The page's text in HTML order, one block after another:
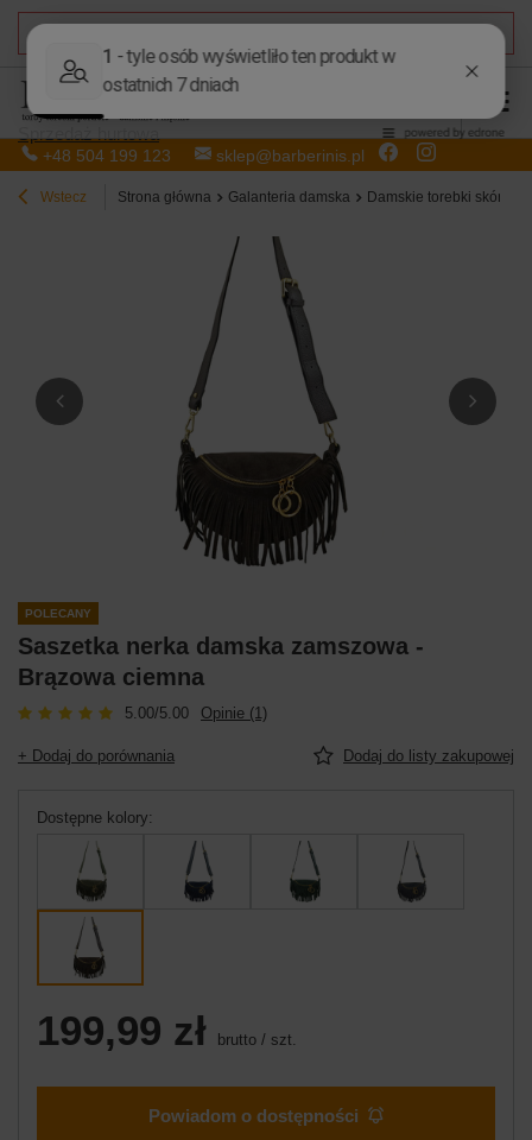
+48 504 199 123 sklep@barberinis.pl
Wstecz Strona główna Galanteria damska Damskie torebki
POLECANY
Saszetka nerka damska zamszowa -
Brązowa ciemna
5.00/5.00 Opinie (1)
+ Dodaj do porównania Dodaj do listy zakupowej
Dostępne kolory
199,99 zł brutto / szt.
Powiadom o dostępności